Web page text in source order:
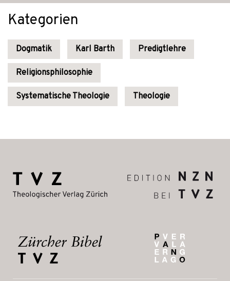
Kategorien
Dogmatik Karl Barth Predigtlehre
Religionsphilosophie
Systematische Theologie Theologie